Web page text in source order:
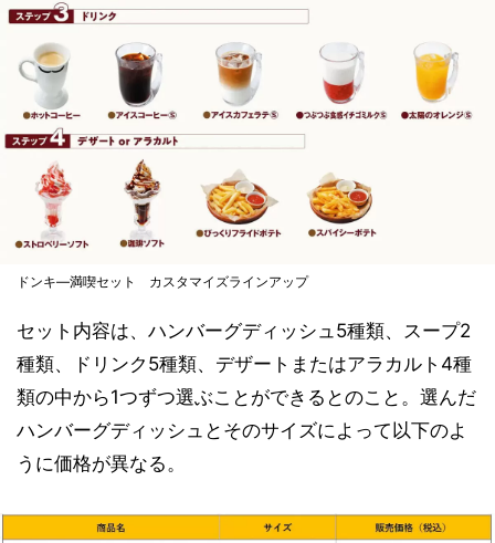
ドンキ―満喫セット カスタマイズラインアップ
セット内容は、ハンバーグディッシュ5種類、スープ2
種類、ドリンク5種類、デザートまたはアラカルト4種
類の中から1つずつ選ぶことができるとのこと。選んだ
ハンバーグディッシュとそのサイズによって以下のよ
うに価格が異なる。